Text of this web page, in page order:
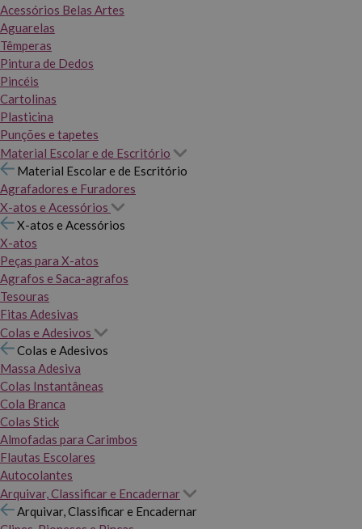
Acessórios Belas Artes
Aguarelas
Têmperas
Pintura de Dedos
Pincéis
Cartolinas
Plasticina
Punções e tapetes
Material Escolar e de Escritório
Material Escolar e de Escritório
Agrafadores e Furadores
X-atos e Acessórios
X-atos e Acessórios
X-atos
Peças para X-atos
Agrafos e Saca-agrafos
Tesouras
Fitas Adesivas
Colas e Adesivos
Colas e Adesivos
Massa Adesiva
Colas Instantâneas
Cola Branca
Colas Stick
Almofadas para Carimbos
Flautas Escolares
Autocolantes
Arquivar, Classificar e Encadernar
Arquivar, Classificar e Encadernar